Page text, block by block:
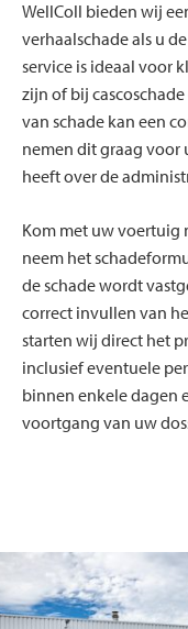
WellColl bieden wij
verhaalschade als u
service is ideaal voor
zijn of bij
van schade kan een
nemen dit graag voor
heeft over de
Kom met uw voertuig
neem het
de schade wordt
correct invullen van
starten wij direct het
inclusief eventuele
binnen enkele dagen
voortgang van uw